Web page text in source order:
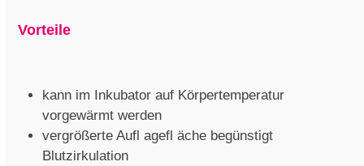
Vorteile
kann im Inkubator auf Körpertemperatur
vorgewärmt werden
vergrößerte Aufl agefl äche begünstigt
Blutzirkulation